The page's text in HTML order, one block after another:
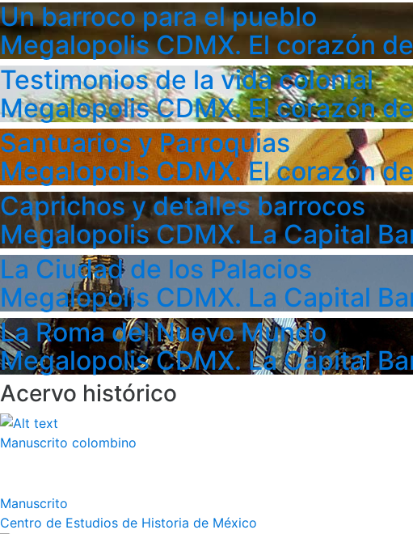
Un barroco para el pueblo
Megalopolis CDMX. El corazón
Testimonios de la vida colonial
Megalopolis CDMX. El corazón
Santuarios y Parroquias
Megalopolis CDMX. El corazón
Caprichos y detalles barrocos
Megalopolis CDMX. La Capital
La Ciudad de los Palacios
Megalopolis CDMX. La Capital
La Roma del Nuevo Mundo
Megalopolis CDMX. La Capital
Acervo histórico
Manuscrito colombino
Manuscrito
Centro de Estudios de Historia de México